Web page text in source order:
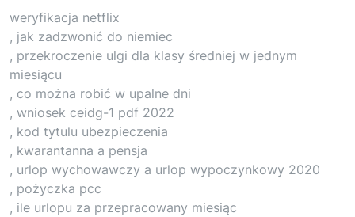
weryfikacja netflix
, jak zadzwonić do niemiec
, przekroczenie ulgi dla klasy średniej w jednym
miesiącu
, co można robić w upalne dni
, wniosek ceidg-1 pdf 2022
, kod tytulu ubezpieczenia
, kwarantanna a pensja
, urlop wychowawczy a urlop wypoczynkowy 2020
, pożyczka pcc
, ile urlopu za przepracowany miesiąc